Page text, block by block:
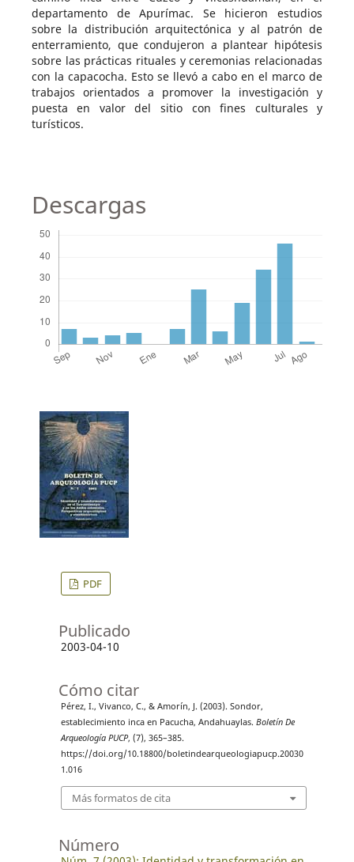
departamento de Apurímac. Se hicieron estudios
sobre la distribución arquitectónica y al patrón de
enterramiento, que condujeron a plantear hipótesis
sobre las prácticas rituales y ceremonias relacionadas
con la capacocha. Esto se llevó a cabo en el marco de
trabajos orientados a promover la investigación y
puesta en valor del sitio con fines culturales y
turísticos.
Descargas
PDF
Publicado
2003-04-10
Cómo citar
Pérez, I., Vivanco, C., & Amorín, J. (2003). Sondor,
establecimiento inca en Pacucha, Andahuaylas. Boletín De
Arqueología PUCP, (7), 365–385.
https://doi.org/10.18800/boletindearqueologiapucp.20030
1.016
Más formatos de cita
Número